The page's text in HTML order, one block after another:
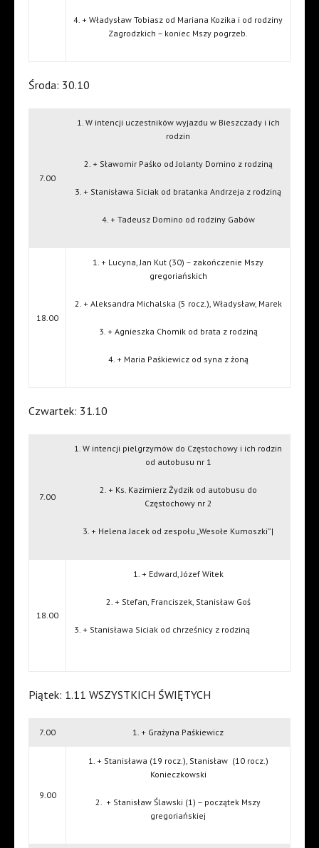
4. + Władysław Tobiasz od Mariana Kozika i od rodziny
Zagrodzkich – koniec Mszy pogrzeb.
Środa: 30.10
7.00
1. W intencji uczestników wyjazdu w Bieszczady i ich
rodzin
2. + Sławomir Paśko od Jolanty Domino z rodziną
3. + Stanisława Siciak od bratanka Andrzeja z rodziną
4. + Tadeusz Domino od rodziny Gabów
18.00
1. + Lucyna, Jan Kut (30) – zakończenie Mszy
gregoriańskich
2. + Aleksandra Michalska (5 rocz.), Władysław, Marek
3. + Agnieszka Chomik od brata z rodziną
4. + Maria Paśkiewicz od syna z żoną
Czwartek: 31.10
7.00
1. W intencji pielgrzymów do Częstochowy i ich rodzin
od autobusu nr 1
2. + Ks. Kazimierz Żydzik od autobusu do
Częstochowy nr 2
3. + Helena Jacek od zespołu „Wesołe Kumoszki”|
18.00
1. + Edward, Józef Witek
2. + Stefan, Franciszek, Stanisław Goś
3. + Stanisława Siciak od chrześnicy z rodziną
Piątek: 1.11 WSZYSTKICH ŚWIĘTYCH
7.00 1. + Grażyna Paśkiewicz
9.00
1. + Stanisława (19 rocz.), Stanisław (10 rocz.)
Konieczkowski
2.
+ Stanisław Ślawski (1) – początek Mszy
gregoriańskiej